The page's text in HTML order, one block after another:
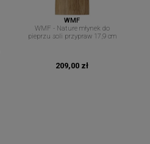
WMF
WMF - Nature młynek do
pieprzu soli przypraw 17,9 cm
209,00 zł